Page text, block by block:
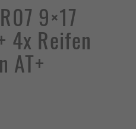
9×17
4x Reifen
AT+